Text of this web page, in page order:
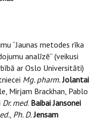
“Jaunas metodes rīka
analīzē” (veikusi
ar Oslo Universitāti)
Mg. pharm. Jolantai
Mirjam Brackhan, Pablo
Dr.med. Baibai Jansonei
, Ph. D. Jensam